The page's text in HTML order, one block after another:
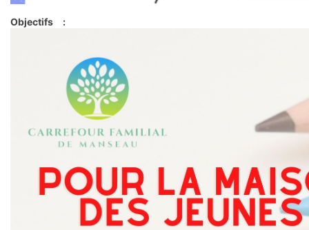
Objectifs :